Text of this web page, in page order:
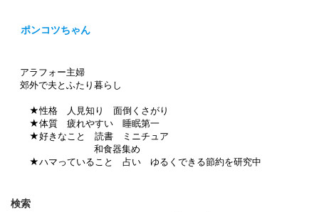
ポンコツちゃん
アラフォー主婦
郊外で夫とふたり暮らし
★性格 人見知り 面倒くさがり
★体質 疲れやすい 睡眠第一
★好きなこと 読書 ミニチュア
和食器集め
★ハマっていること 占い ゆるくできる節約を研究中
検索